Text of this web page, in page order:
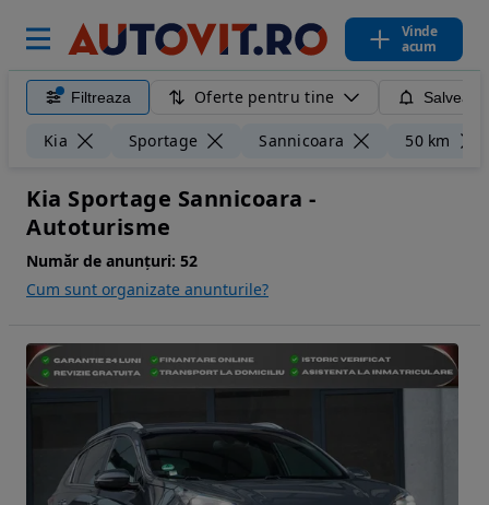
Vinde
acum
Filtreaza Oferte pentru tine
Kia Sportage Sannicoara 50 km
Kia Sportage Sannicoara -
Autoturisme
Număr de anunțuri: 52
Cum sunt organizate anunturile?